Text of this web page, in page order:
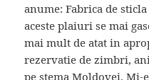
anume: Fabrica de
aceste plaiuri se mai
mai mult de atat in
rezervatie de zimbri,
pe stema Moldovei. Mi-